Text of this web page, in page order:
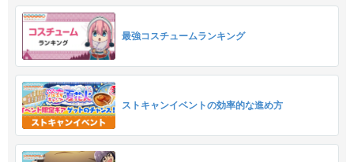
最強コスチュームランキング
ストキャンイベントの効率的な進め方